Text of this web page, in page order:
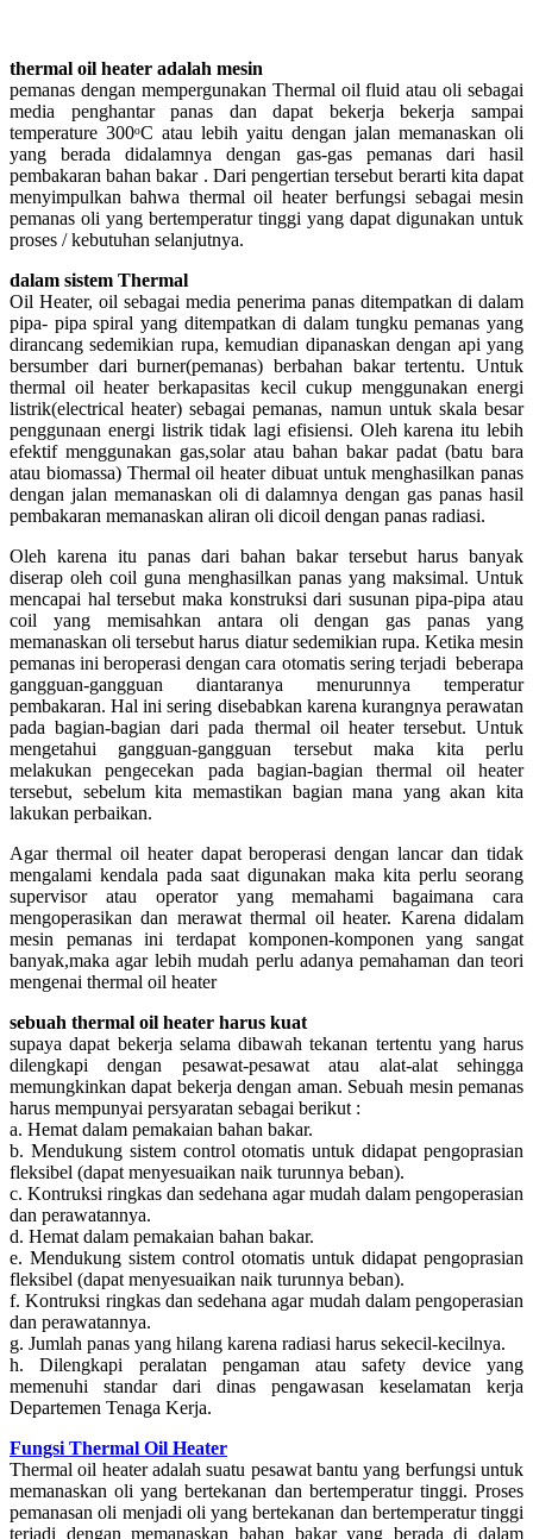
thermal oil heater adalah mesin
pemanas dengan mempergunakan Thermal oil fluid atau oli sebagai
media penghantar panas dan dapat bekerja bekerja sampai
temperature 300ᵒC atau lebih yaitu dengan jalan memanaskan oli
yang berada didalamnya dengan gas-gas pemanas dari hasil
pembakaran bahan bakar . Dari pengertian tersebut berarti kita dapat
menyimpulkan bahwa thermal oil heater berfungsi sebagai mesin
pemanas oli yang bertemperatur tinggi yang dapat digunakan untuk
proses / kebutuhan selanjutnya.
dalam sistem Thermal
Oil Heater, oil sebagai media penerima panas ditempatkan di dalam
pipa- pipa spiral yang ditempatkan di dalam tungku pemanas yang
dirancang sedemikian rupa, kemudian dipanaskan dengan api yang
bersumber dari burner(pemanas) berbahan bakar tertentu. Untuk
thermal oil heater berkapasitas kecil cukup menggunakan energi
listrik(electrical heater) sebagai pemanas, namun untuk skala besar
penggunaan energi listrik tidak lagi efisiensi. Oleh karena itu lebih
efektif menggunakan gas,solar atau bahan bakar padat (batu bara
atau biomassa) Thermal oil heater dibuat untuk menghasilkan panas
dengan jalan memanaskan oli di dalamnya dengan gas panas hasil
pembakaran memanaskan aliran oli dicoil dengan panas radiasi.
Oleh karena itu panas dari bahan bakar tersebut harus banyak
diserap oleh coil guna menghasilkan panas yang maksimal. Untuk
mencapai hal tersebut maka konstruksi dari susunan pipa-pipa atau
coil yang memisahkan antara oli dengan gas panas yang
memanaskan oli tersebut harus diatur sedemikian rupa. Ketika mesin
pemanas ini beroperasi dengan cara otomatis sering terjadi beberapa
gangguan-gangguan diantaranya menurunnya temperatur
pembakaran. Hal ini sering disebabkan karena kurangnya perawatan
pada bagian-bagian dari pada thermal oil heater tersebut. Untuk
mengetahui gangguan-gangguan tersebut maka kita perlu
melakukan pengecekan pada bagian-bagian thermal oil heater
tersebut, sebelum kita memastikan bagian mana yang akan kita
lakukan perbaikan.
Agar thermal oil heater dapat beroperasi dengan lancar dan tidak
mengalami kendala pada saat digunakan maka kita perlu seorang
supervisor atau operator yang memahami bagaimana cara
mengoperasikan dan merawat thermal oil heater. Karena didalam
mesin pemanas ini terdapat komponen-komponen yang sangat
banyak,maka agar lebih mudah perlu adanya pemahaman dan teori
mengenai thermal oil heater
sebuah thermal oil heater harus kuat
supaya dapat bekerja selama dibawah tekanan tertentu yang harus
dilengkapi dengan pesawat-pesawat atau alat-alat sehingga
memungkinkan dapat bekerja dengan aman. Sebuah mesin pemanas
harus mempunyai persyaratan sebagai berikut :
a. Hemat dalam pemakaian bahan bakar.
b. Mendukung sistem control otomatis untuk didapat pengoprasian
fleksibel (dapat menyesuaikan naik turunnya beban).
c. Kontruksi ringkas dan sedehana agar mudah dalam pengoperasian
dan perawatannya.
d. Hemat dalam pemakaian bahan bakar.
e. Mendukung sistem control otomatis untuk didapat pengoprasian
fleksibel (dapat menyesuaikan naik turunnya beban).
f. Kontruksi ringkas dan sedehana agar mudah dalam pengoperasian
dan perawatannya.
g. Jumlah panas yang hilang karena radiasi harus sekecil-kecilnya.
h. Dilengkapi peralatan pengaman atau safety device yang
memenuhi standar dari dinas pengawasan keselamatan kerja
Departemen Tenaga Kerja.
Fungsi Thermal Oil Heater
Thermal oil heater adalah suatu pesawat bantu yang berfungsi untuk
memanaskan oli yang bertekanan dan bertemperatur tinggi. Proses
pemanasan oli menjadi oli yang bertekanan dan bertemperatur tinggi
terjadi dengan memanaskan bahan bakar yang berada di dalam